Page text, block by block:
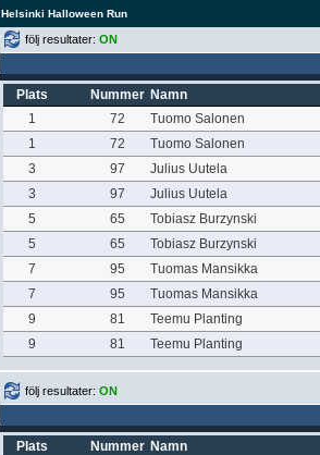
Helsinki Halloween Run
följ resultater: ON
Plats Nummer Namn
1
72
Tuomo Salonen
1
72
Tuomo Salonen
3
97
Julius Uutela
3
97
Julius Uutela
5
65
Tobiasz Burzynski
5
65
Tobiasz Burzynski
7
95
Tuomas Mansikka
7
95
Tuomas Mansikka
9
81
Teemu Planting
9
81 Teemu Planting
följ resultater: ON
Plats Nummer Namn